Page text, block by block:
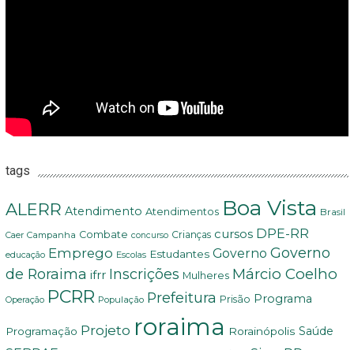
tags
ALERR Atendimento Atendimentos Boa Vista Brasil
Caer Campanha Combate concurso Crianças cursos DPE-RR
educação Emprego Escolas Estudantes Governo Governo
de Roraima ifrr Inscrições Mulheres Márcio Coelho
Operação PCRR População Prefeitura Prisão Programa
Programação Projeto roraima Rorainópolis Saúde